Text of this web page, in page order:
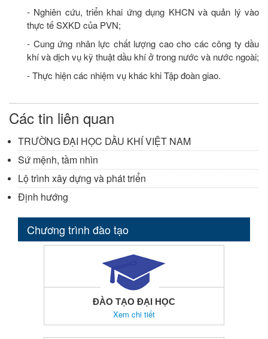
- Nghiên cứu, triển khai ứng dụng KHCN và quản lý vào
thực tế SXKD của PVN;
- Cung ứng nhân lực chất lượng cao cho các công ty dầu
khí và dịch vụ kỹ thuật dầu khí ở trong nước và nước ngoài;
- Thực hiện các nhiệm vụ khác khi Tập đoàn giao.
Các tin liên quan
TRƯỜNG ĐẠI HỌC DẦU KHÍ VIỆT NAM
Sứ mệnh, tầm nhìn
Lộ trình xây dựng và phát triển
Định hướng
Chương trình đào tạo
ĐÀO TẠO ĐẠI HỌC
Xem chi tiết